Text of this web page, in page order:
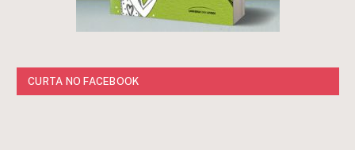
CURTA NO FACEBOOK